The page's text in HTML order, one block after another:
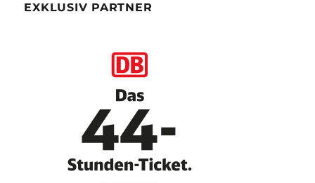
EXKLUSIV PARTNER